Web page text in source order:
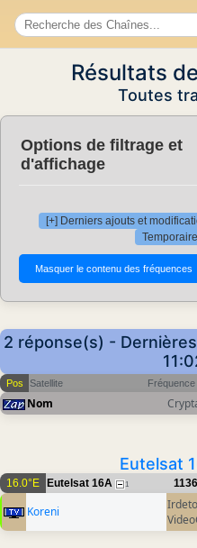
Résultats
Toutes
Options de filtrage et
d'affichage
[+] Derniers ajouts et
2 réponse(s) -
Pos Satellite Fréquence
Nom
Eutelsat
16.0°E Eutelsat 16A 1
Koreni